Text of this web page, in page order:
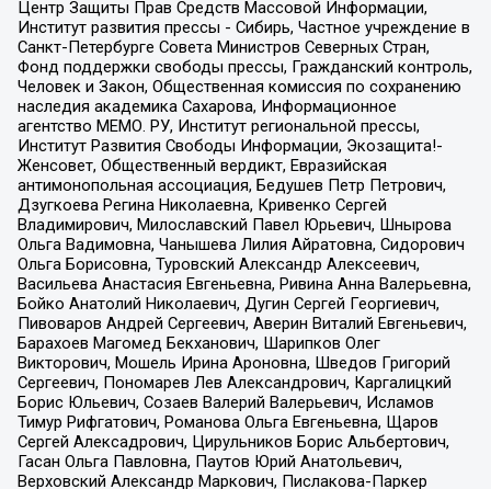
Центр Защиты Прав Средств Массовой Информации,
Институт развития прессы - Сибирь, Частное учреждение в
Санкт-Петербурге Совета Министров Северных Стран,
Фонд поддержки свободы прессы, Гражданский контроль,
Человек и Закон, Общественная комиссия по сохранению
наследия академика Сахарова, Информационное
агентство МЕМО. РУ, Институт региональной прессы,
Институт Развития Свободы Информации, Экозащита!-
Женсовет, Общественный вердикт, Евразийская
антимонопольная ассоциация, Бедушев Петр Петрович,
Дзугкоева Регина Николаевна, Кривенко Сергей
Владимирович, Милославский Павел Юрьевич, Шнырова
Ольга Вадимовна, Чанышева Лилия Айратовна, Сидорович
Ольга Борисовна, Туровский Александр Алексеевич,
Васильева Анастасия Евгеньевна, Ривина Анна Валерьевна,
Бойко Анатолий Николаевич, Дугин Сергей Георгиевич,
Пивоваров Андрей Сергеевич, Аверин Виталий Евгеньевич,
Барахоев Магомед Бекханович, Шарипков Олег
Викторович, Мошель Ирина Ароновна, Шведов Григорий
Сергеевич, Пономарев Лев Александрович, Каргалицкий
Борис Юльевич, Созаев Валерий Валерьевич, Исламов
Тимур Рифгатович, Романова Ольга Евгеньевна, Щаров
Сергей Алексадрович, Цирульников Борис Альбертович,
Гасан Ольга Павловна, Паутов Юрий Анатольевич,
Верховский Александр Маркович, Пислакова-Паркер